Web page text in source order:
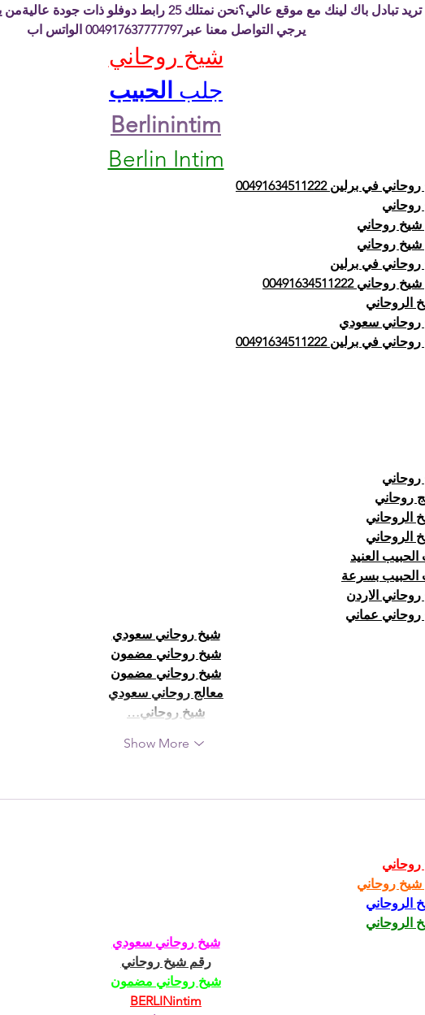
هل تريد تبادل باك لينك مع موقع عالي؟نحن نمتلك 25 رابط
يرجي التواصل معنا عبر004917637777797 الواتس اب
شيخ روحاني
جلب الحبيب
Berlinintim
Berlin Intim
في برلين 00491634511222
روحاني
روحاني
في برلين
00491634511222
الروحاني
روحاني سعودي
في برلين 00491634511222
روحاني
الروحاني
الروحاني
العنيد
بسرعة
الاردن
عماني
شيخ روحاني سعودي
شيخ روحاني مضمون
شيخ روحاني مضمون
معالج روحاني سعودي
شيخ روحاني…
Show More
روحاني
الروحاني
الروحاني
شيخ روحاني سعودي
رقم شيخ روحاني
شيخ روحاني مضمون
BERLINintim